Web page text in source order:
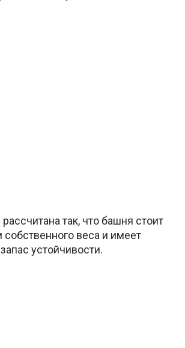
так, что башня стоит
веса и имеет
устойчивости.